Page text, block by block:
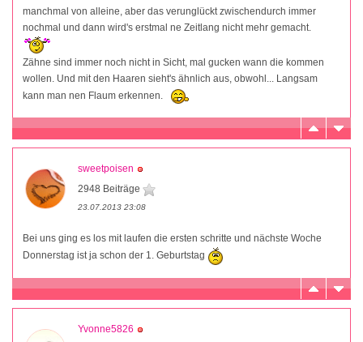
manchmal von alleine, aber das verunglückt zwischendurch immer
nochmal und dann wird's erstmal ne Zeitlang nicht mehr gemacht.
Zähne sind immer noch nicht in Sicht, mal gucken wann die kommen
wollen. Und mit den Haaren sieht's ähnlich aus, obwohl... Langsam
kann man nen Flaum erkennen.
sweetpoisen
2948 Beiträge
23.07.2013 23:08
Bei uns ging es los mit laufen die ersten schritte und nächste Woche
Donnerstag ist ja schon der 1. Geburtstag
Yvonne5826